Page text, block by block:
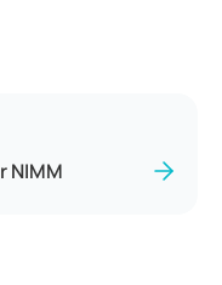
NIMM